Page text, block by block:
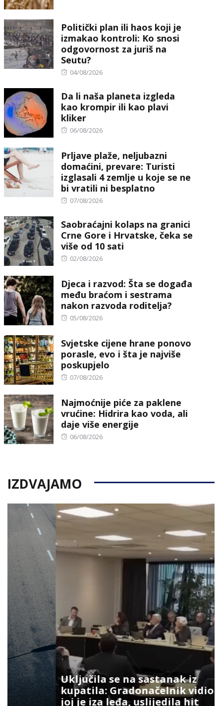
Politički plan ili haos koji je
izmakao kontroli: Ko snosi
odgovornost za juriš na
Seutu?
Posted
04/08/2026
Da li naša planeta izgleda
kao krompir ili kao plavi
kliker
Posted
06/08/2026
Prljave plaže, neljubazni
domaćini, prevare: Turisti
izglasali 4 zemlje u koje se ne
bi vratili ni besplatno
Posted
07/08/2026
Saobraćajni kolaps na granici
Crne Gore i Hrvatske, čeka se
više od 10 sati
Posted
02/08/2026
Djeca i razvod: Šta se događa
među braćom i sestrama
nakon razvoda roditelja?
Posted
05/08/2026
Svjetske cijene hrane ponovo
porasle, evo i šta je najviše
poskupjelo
Posted
07/08/2026
Najmoćnije piće za paklene
vrućine: Hidrira kao voda, ali
daje više energije
Posted
06/08/2026
IZDVAJAMO
Uključila se na sastanak iz
kupatila: Gradonačelnik vidio šta
joj je iza leđa, uslijedila hit